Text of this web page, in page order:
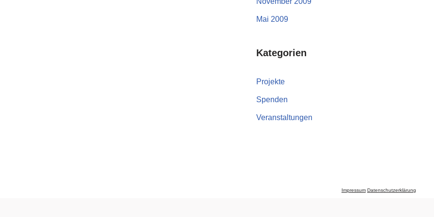
Mai 2009
Kategorien
Projekte
Spenden
Veranstaltungen
Impressum Datenschutzerklärung